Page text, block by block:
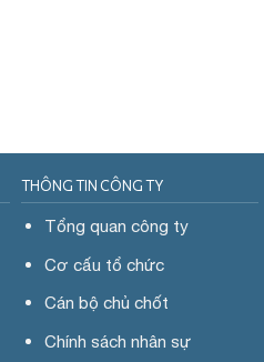
THÔNG TIN CÔNG TY
Tổng quan công ty
Cơ cấu tổ chức
Cán bộ chủ chốt
Chính sách nhân sự